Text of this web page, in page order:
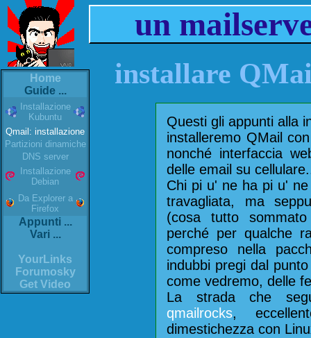
un
installare
Questi gli appunti alla
installeremo QMail
nonché interfaccia
delle email su
Chi pi u' ne ha pi u'
travagliata, ma
(cosa tutto
perché per qualche
compreso nella
indubbi pregi dal
come vedremo, delle
La strada che
qmailrocks,
dimestichezza con
Home
Guide ...
Installazione
Kubuntu
Qmail: installazione
Partizioni dinamiche
DNS server
Installazione
Debian
Da Explorer a
Firefox
Appunti ...
Vari ...
YourLinks
Forumosky
Get Video